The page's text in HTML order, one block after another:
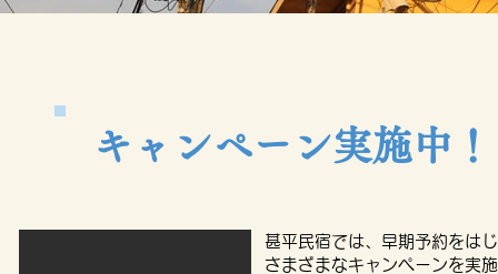
キャンペーン実施中！
甚平民宿では、早期予約をは
さまざまなキャンペーンを実